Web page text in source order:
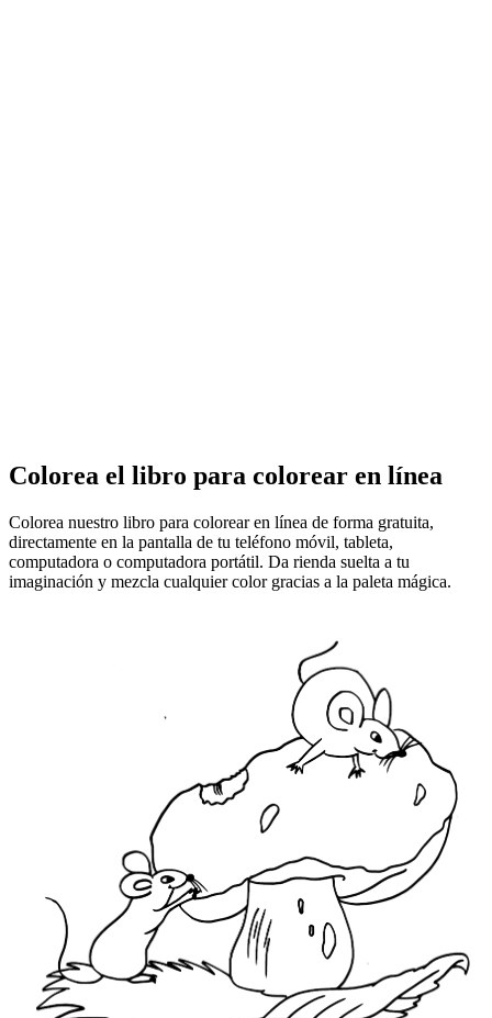
Colorea el libro para colorear en línea
Colorea nuestro libro para colorear en línea de forma gratuita,
directamente en la pantalla de tu teléfono móvil, tableta,
computadora o computadora portátil. Da rienda suelta a tu
imaginación y mezcla cualquier color gracias a la paleta mágica.